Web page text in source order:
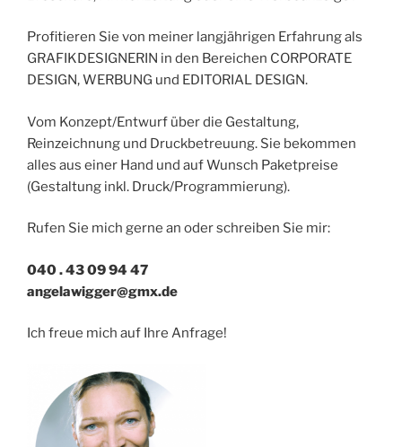
Profitieren Sie von meiner langjährigen Erfahrung als
GRAFIKDESIGNERIN in den Bereichen CORPORATE
DESIGN, WERBUNG und EDITORIAL DESIGN.
Vom Konzept/Entwurf über die Gestaltung,
Reinzeichnung und Druckbetreuung. Sie bekommen
alles aus einer Hand und auf Wunsch Paketpreise
(Gestaltung inkl. Druck/Programmierung).
Rufen Sie mich gerne an oder schreiben Sie mir:
040 . 43 09 94 47
angelawigger@gmx.de
Ich freue mich auf Ihre Anfrage!